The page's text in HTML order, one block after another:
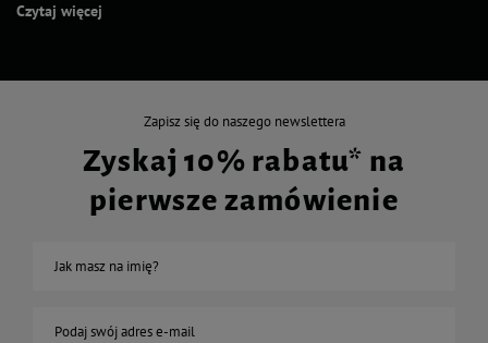
Czytaj więcej
Zapisz się do naszego newslettera
Zyskaj 10% rabatu* na
pierwsze zamówienie
Jak masz na imię?
Podaj swój adres e-mail